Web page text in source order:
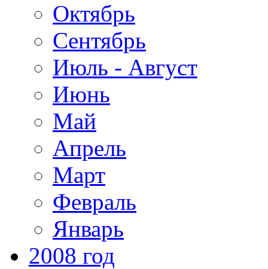
Октябрь
Сентябрь
Июль - Август
Июнь
Май
Апрель
Март
Февраль
Январь
2008 год